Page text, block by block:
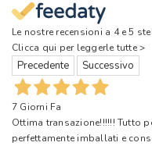
Le nostre recensioni a 4 e 5
Clicca qui per leggerle tutte >
Precedente Successivo
7 Giorni Fa
Ottima transazione!!!!!! Tutto
perfettamente imballati e